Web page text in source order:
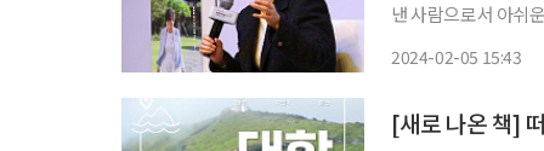
낸 사람으로서 아쉬
2024-02-05 15:43
[새로 나온 책]